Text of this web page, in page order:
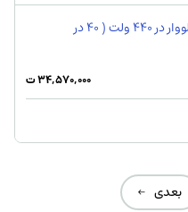
خازن 3فاز فشار ضعیف فراکوه، 50 کیلووار در 440 ولت ( 40 در
۳۴,۵۷۰,۰۰۰ت
بعدی ←